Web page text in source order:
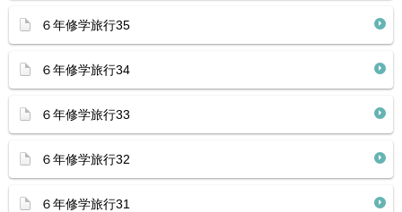
６年修学旅行35
６年修学旅行34
６年修学旅行33
６年修学旅行32
６年修学旅行31